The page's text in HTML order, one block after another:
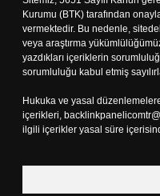
Kurumu (BTK) tarafından
vermektedir. Bu nedenle,
veya araştırma
yazdıkları içeriklerin
sorumluluğu kabul etmiş
Hukuka ve yasal
içerikleri,
ilgili içerikler yasal süre